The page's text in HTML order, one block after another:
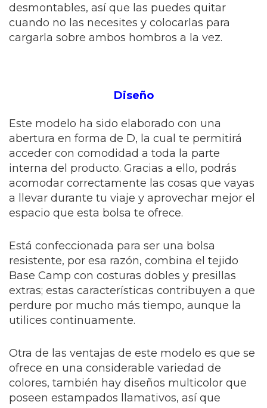
desmontables, así que las puedes quitar
cuando no las necesites y colocarlas para
cargarla sobre ambos hombros a la vez.
Diseño
Este modelo ha sido elaborado con una
abertura en forma de D, la cual te permitirá
acceder con comodidad a toda la parte
interna del producto. Gracias a ello, podrás
acomodar correctamente las cosas que vayas
a llevar durante tu viaje y aprovechar mejor el
espacio que esta bolsa te ofrece.
Está confeccionada para ser una bolsa
resistente, por esa razón, combina el tejido
Base Camp con costuras dobles y presillas
extras; estas características contribuyen a que
perdure por mucho más tiempo, aunque la
utilices continuamente.
Otra de las ventajas de este modelo es que se
ofrece en una considerable variedad de
colores, también hay diseños multicolor que
poseen estampados llamativos, así que